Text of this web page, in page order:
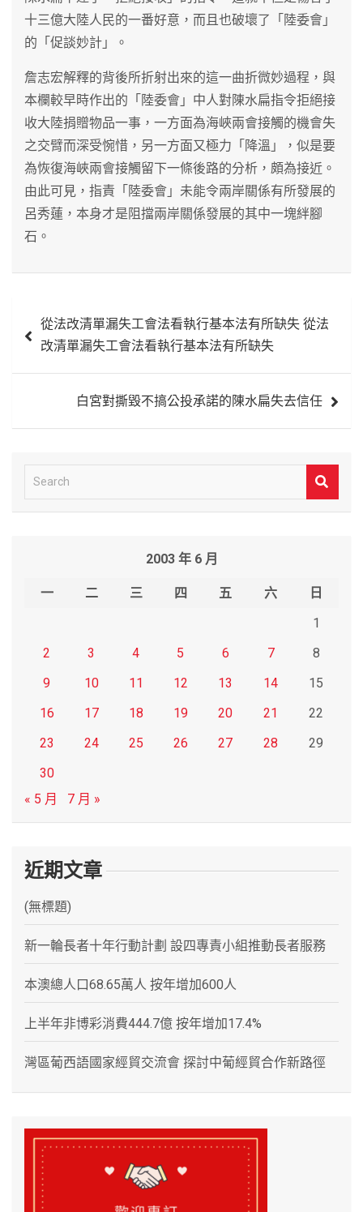
十三億大陸人民的一番好意，而且也破壞了「陸委會」
的「促談妙計」。
詹志宏解釋的背後所折射出來的這一曲折微妙過程，與
本欄較早時作出的「陸委會」中人對陳水扁指令拒絕接
收大陸捐贈物品一事，一方面為海峽兩會接觸的機會失
之交臂而深受惋惜，另一方面又極力「降溫」，似是要
為恢復海峽兩會接觸留下一條後路的分析，頗為接近。
由此可見，指責「陸委會」未能令兩岸關係有所發展的
呂秀蓮，本身才是阻擋兩岸關係發展的其中一塊絆腳
石。
章 從法改清單漏失工會法看執行基本法有所缺失 從法
改清單漏失工會法看執行基本法有所缺失
白宮對撕毀不搞公投承諾的陳水扁失去信任
e
2003 年 6 月
一 二 三 四 五 六
日
1
2
3 4 5 6 7
8
9
10 11 12 13 14
15
16
17 18 19 20 21
22
23
24 25 26 27 28
29
30
« 5 月
7 月 »
近期文章
(無標題)
新一輪長者十年行動計劃 設四專責小組推動長者服務
本澳總人口68.65萬人 按年增加600人
上半年非博彩消費444.7億 按年增加17.4%
灣區葡西語國家經貿交流會 探討中葡經貿合作新路徑